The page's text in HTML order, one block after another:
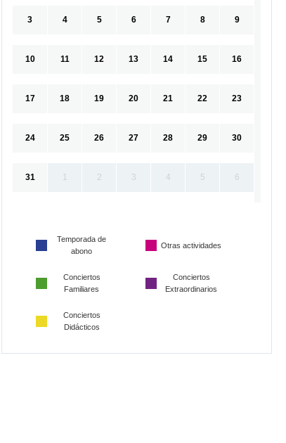
3 4 5 6 7 8 9
10 11 12 13 14 15 16
17 18 19 20 21 22 23
24 25 26 27 28 29 30
31 1 2 3 4 5 6
Temporada de
abono
Otras actividades
Conciertos
Familiares
Conciertos
Extraordinarios
Conciertos
Didácticos